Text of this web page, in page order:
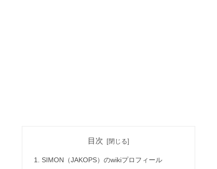
目次
SIMON（JAKOPS）のwikiプロフィール